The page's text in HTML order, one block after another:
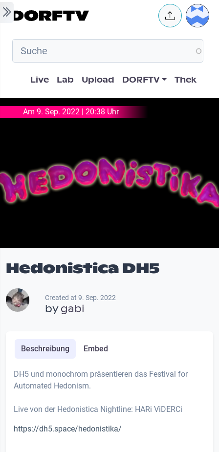
Skip to main content User
Hauptnavigation
Live Lab Upload DORFTV Thek
Am 9. Sep. 2022 | 20:38 Uhr
Hedonistica DH5
Created at 9. Sep. 2022
bygabi
Beschreibung Embed
DH5 und monochrom präsentieren das Festival for
Automated Hedonism.
Live von der Hedonistica Nightline: HARi ViDERCi
https://dh5.space/hedonistika/